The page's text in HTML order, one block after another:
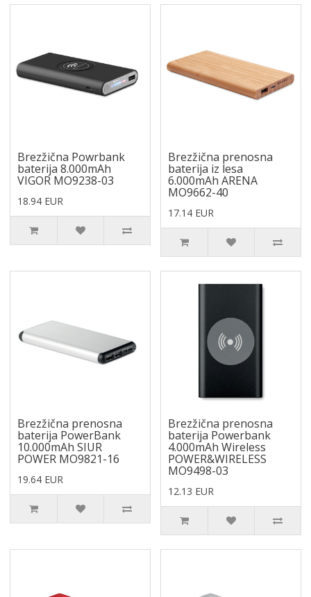
Brezžična Powrbank
baterija 8.000mAh
VIGOR MO9238-03
18.94 EUR
Brezžična prenosna
baterija iz lesa
6.000mAh ARENA
MO9662-40
17.14 EUR
Brezžična prenosna
baterija PowerBank
10.000mAh SIUR
POWER MO9821-16
19.64 EUR
Brezžična prenosna
baterija Powerbank
4.000mAh Wireless
POWER&WIRELESS
MO9498-03
12.13 EUR